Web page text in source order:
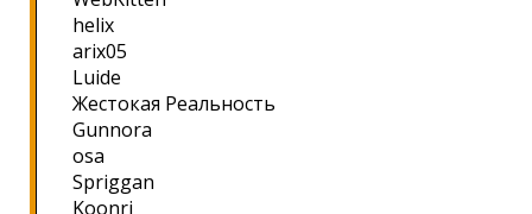
helix
arix05
Luide
Жестокая Реальность
Gunnora
osa
Spriggan
Koonri